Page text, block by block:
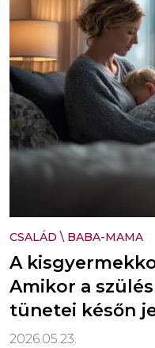
CSALÁD \ BABA-MAMA
A
Amikor a
tünetei későn
2026.05.23.